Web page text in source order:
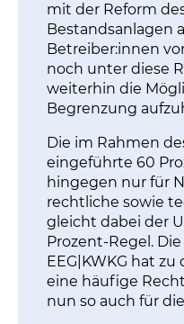
mit der Reform
Bestandsanlagen
Betreiber:innen
noch unter diese
weiterhin die
Begrenzung
Die im Rahmen
eingeführte 60
hingegen nur für
rechtliche sowie
gleicht dabei der
Prozent-Regel.
EEG|KWKG hat
eine häufige
nun so auch für